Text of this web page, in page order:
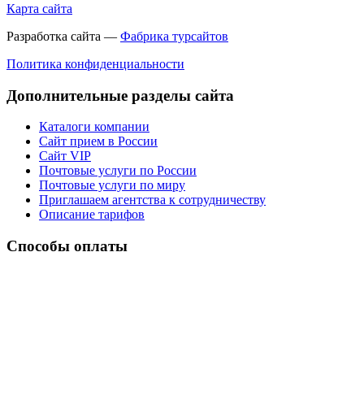
Карта сайта
Разработка сайта — Фабрика турсайтов
Политика конфиденциальности
Дополнительные разделы сайта
Каталоги компании
Сайт прием в России
Сайт VIP
Почтовые услуги по России
Почтовые услуги по миру
Приглашаем агентства к сотрудничеству
Описание тарифов
Способы оплаты